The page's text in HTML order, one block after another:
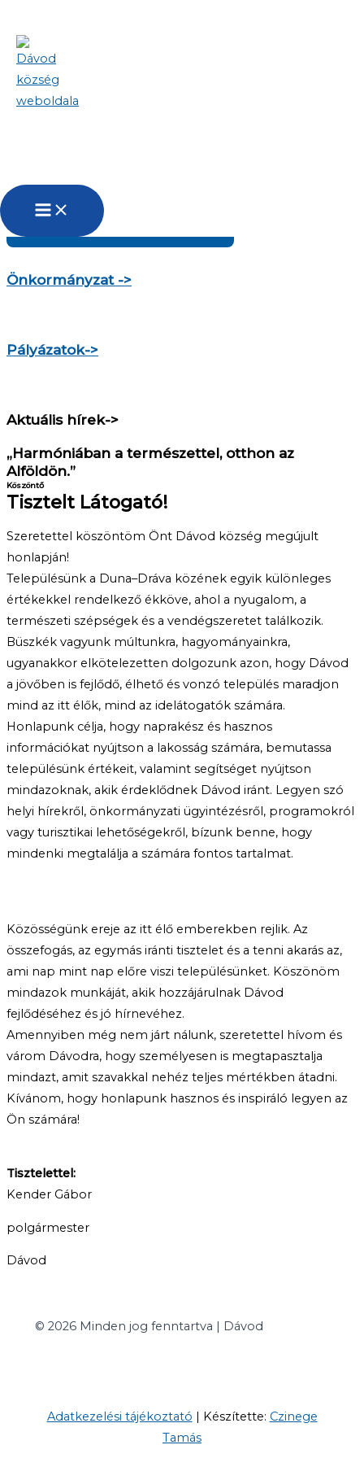
Köszöntjük Dávod község weboldalán!
Településről bővebben
Önkormányzat ->
Pályázatok->
Aktuális hírek->
„Harmóniában a természettel, otthon az
Alföldön.”
Köszöntő
Tisztelt Látogató!
Szeretettel köszöntöm Önt Dávod község megújult
honlapján!
Településünk a Duna–Dráva közének egyik különleges
értékekkel rendelkező ékköve, ahol a nyugalom, a
természeti szépségek és a vendégszeretet találkozik.
Büszkék vagyunk múltunkra, hagyományainkra,
ugyanakkor elkötelezetten dolgozunk azon, hogy Dávod
a jövőben is fejlődő, élhető és vonzó település maradjon
mind az itt élők, mind az idelátogatók számára.
Honlapunk célja, hogy naprakész és hasznos
információkat nyújtson a lakosság számára, bemutassa
településünk értékeit, valamint segítséget nyújtson
mindazoknak, akik érdeklődnek Dávod iránt. Legyen szó
helyi hírekről, önkormányzati ügyintézésről, programokról
vagy turisztikai lehetőségekről, bízunk benne, hogy
mindenki megtalálja a számára fontos tartalmat.
Közösségünk ereje az itt élő emberekben rejlik. Az
összefogás, az egymás iránti tisztelet és a tenni akarás az,
ami nap mint nap előre viszi településünket. Köszönöm
mindazok munkáját, akik hozzájárulnak Dávod
fejlődéséhez és jó hírnevéhez.
Amennyiben még nem járt nálunk, szeretettel hívom és
várom Dávodra, hogy személyesen is megtapasztalja
mindazt, amit szavakkal nehéz teljes mértékben átadni.
Kívánom, hogy honlapunk hasznos és inspiráló legyen az
Ön számára!
Tisztelettel:
Kender Gábor
polgármester
Dávod
© 2026 Minden jog fenntartva | Dávod
Adatkezelési tájékoztató | Készítette: Czinege
Tamás